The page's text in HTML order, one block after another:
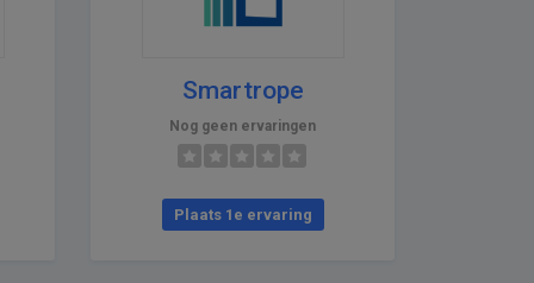
Smartrope
Nog geen ervaringen
Plaats 1e ervaring